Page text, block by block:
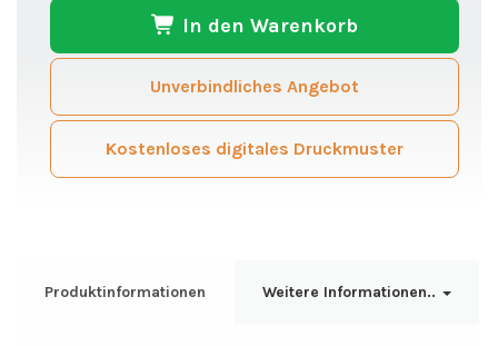
In den Warenkorb
Unverbindliches Angebot
Kostenloses digitales Druckmuster
Produktinformationen Weitere Informationen..